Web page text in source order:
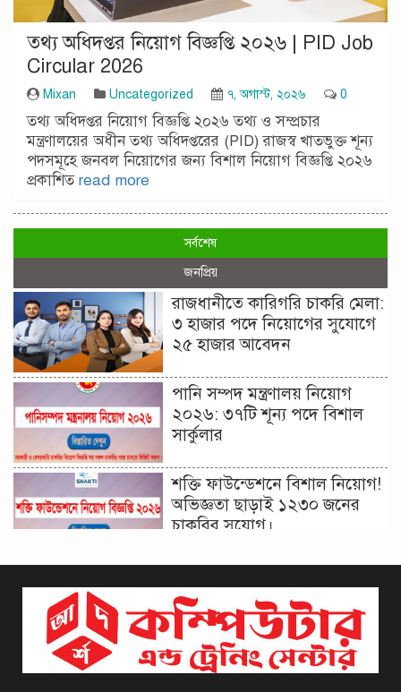
তথ্য অধিদপ্তর নিয়োগ বিজ্ঞপ্তি ২০২৬ | PID Job
Circular 2026
Mixan Uncategorized ৭, অগাস্ট, ২০২৬ 0
তথ্য অধিদপ্তর নিয়োগ বিজ্ঞপ্তি ২০২৬ তথ্য ও সম্প্রচার
মন্ত্রণালয়ের অধীন তথ্য অধিদপ্তরের (PID) রাজস্ব খাতভুক্ত শূন্য
পদসমূহে জনবল নিয়োগের জন্য বিশাল নিয়োগ বিজ্ঞপ্তি ২০২৬
প্রকাশিতread more
সর্বশেষ
জনপ্রিয়
রাজধানীতে কারিগরি চাকরি মেলা:
৩ হাজার পদে নিয়োগের সুযোগে
২৫ হাজার আবেদন
পানি সম্পদ মন্ত্রণালয় নিয়োগ
২০২৬: ৩৭টি শূন্য পদে বিশাল
সার্কুলার
শক্তি ফাউন্ডেশনে বিশাল নিয়োগ!
অভিজ্ঞতা ছাড়াই ১২৩০ জনের
চাকরির সুযোগ।
বিজ্ঞপ্তি ২০২৬ | Taxes Zone
Dinajpur Job Circular 2026
বেসরকারি সংস্থা সেতু (SETU)